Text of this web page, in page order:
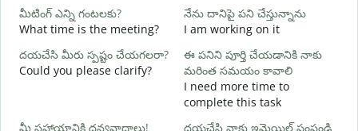
మీటింగ్ ఎన్ని గంటలకు?
What time is the meeting?
నేను దానిపై పని చేస్తున్నాను
I am working on it
దయచేసి మీరు స్పష్టం చేయగలరా?
Could you please clarify?
ఈ పనిని పూర్తి చేయడానికి నాకు
మరింత సమయం కావాలి
I need more time to
complete this task
మీ సహాయానికి ధన్యవాదాలు!
దయచేసి నాకు ఇమెయిల్ పంపండి